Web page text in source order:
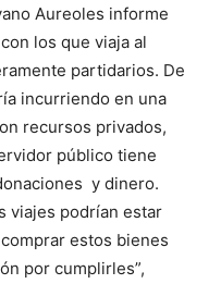
Aureoles informe
los que viaja al
partidarios. De
incurriendo en una
recursos privados,
público tiene
y dinero.
viajes podrían estar
estos bienes
por cumplirles”,